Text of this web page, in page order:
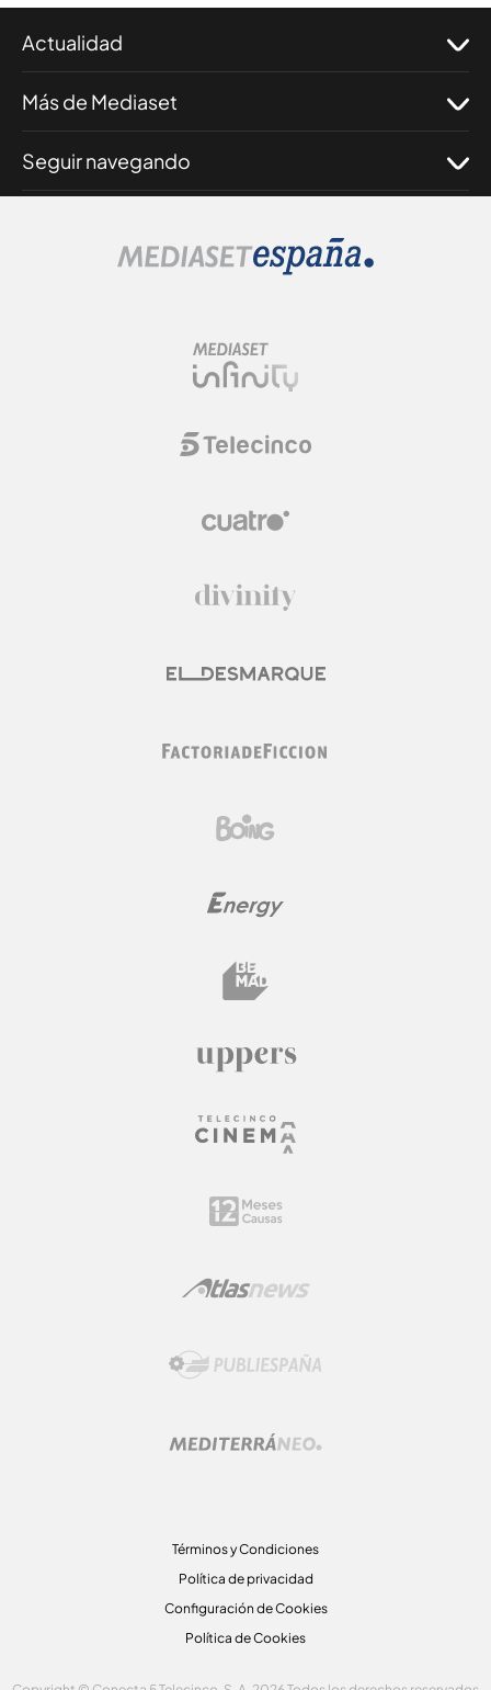
Actualidad
Más de Mediaset
Seguir navegando
Términos y Condiciones
Política de privacidad
Configuración de Cookies
Política de Cookies